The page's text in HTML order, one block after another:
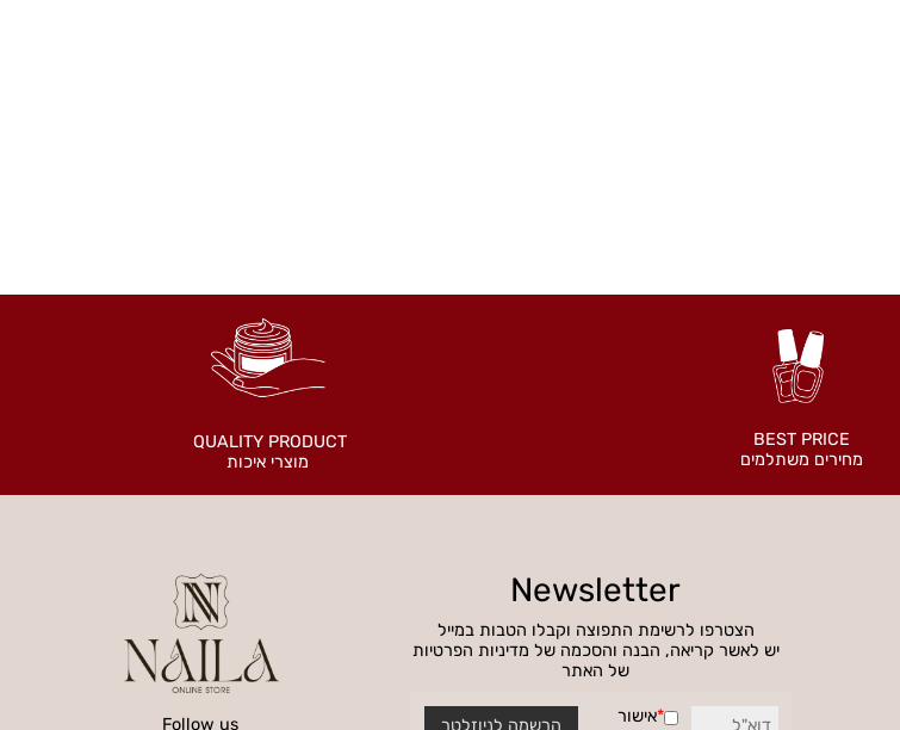
BEST PRICE
מחירים משתלמים
QUALITY PRODUCT
מוצרי איכות
Newsletter
הצטרפו לרשימת התפוצה וקבלו הטבות במייל
של האתר